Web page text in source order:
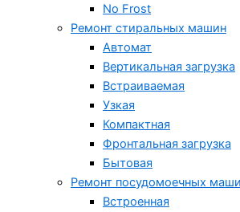
No Frost
Ремонт стиральных машин
Автомат
Вертикальная загрузка
Встраиваемая
Узкая
Компактная
Фронтальная загрузка
Бытовая
Ремонт посудомоечных
Встроенная